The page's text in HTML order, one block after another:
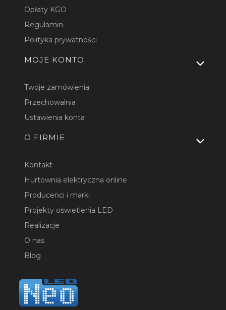
Opłaty KGO
Regulamin
Polityka prywatności
MOJE KONTO
Twoje zamówienia
Przechowalnia
Ustawienia konta
O FIRMIE
Kontakt
Hurtownia elektryczna online
Producenci i marki
Projekty oświetlenia LED
Realizacje
O nas
Blog